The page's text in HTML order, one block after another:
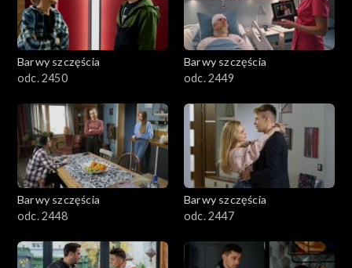
Barwy szczęścia
odc. 2450
Barwy szczęścia
odc. 2449
Barwy szczęścia
odc. 2448
Barwy szczęścia
odc. 2447